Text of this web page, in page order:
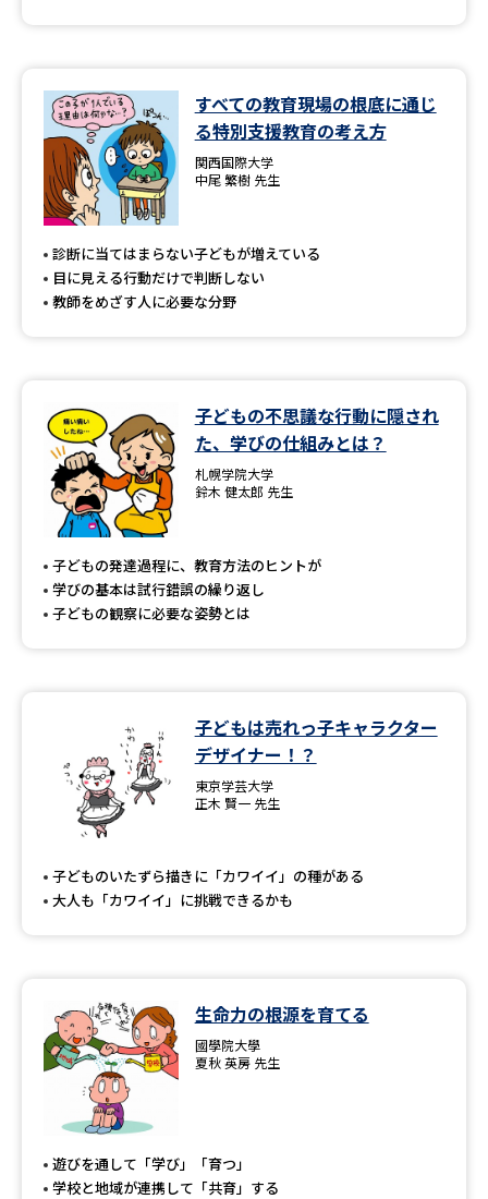
すべての教育現場の根底に通じ
る特別支援教育の考え方
関西国際大学
中尾 繁樹 先生
診断に当てはまらない子どもが増えている
目に見える行動だけで判断しない
教師をめざす人に必要な分野
子どもの不思議な行動に隠され
た、学びの仕組みとは？
札幌学院大学
鈴木 健太郎 先生
子どもの発達過程に、教育方法のヒントが
学びの基本は試行錯誤の繰り返し
子どもの観察に必要な姿勢とは
子どもは売れっ子キャラクター
デザイナー！？
東京学芸大学
正木 賢一 先生
子どものいたずら描きに「カワイイ」の種がある
大人も「カワイイ」に挑戦できるかも
生命力の根源を育てる
國學院大學
夏秋 英房 先生
遊びを通して「学び」「育つ」
学校と地域が連携して「共育」する